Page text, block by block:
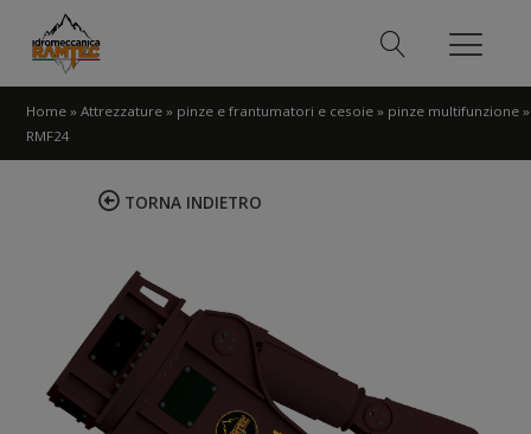
Home » Attrezzature » pinze e frantumatori e cesoie » pinze multifunzione »
RMF24
TORNA INDIETRO